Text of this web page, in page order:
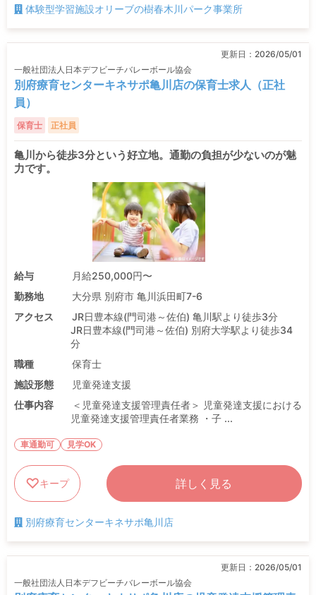
体験型学習施設オリーブの樹春木川パーク事業所
更新日： 2026/05/01
一般社団法人日本デフビーチバレーボール協会
別府療育センターキネサポ亀川店の保育士求人（正社
員）
保育士 正社員
亀川から徒歩3分という好立地。通勤の負担が少ないのが魅
力です。
給与
月給250,000円〜
勤務地
大分県 別府市 亀川浜田町7-6
アクセス
JR日豊本線(門司港～佐伯) 亀川駅より徒歩3分
JR日豊本線(門司港～佐伯) 別府大学駅より徒歩34
分
職種
保育士
施設形態
児童発達支援
仕事内容
＜児童発達支援管理責任者＞ 児童発達支援における
児童発達支援管理責任者業務 ・子 ...
車通勤可 見学OK
キープ 詳しく見る
別府療育センターキネサポ亀川店
更新日： 2026/05/01
一般社団法人日本デフビーチバレーボール協会